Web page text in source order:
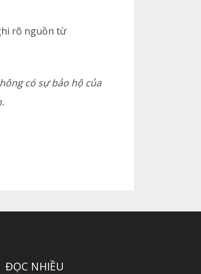
rõ nguồn từ
có sự bảo hộ của
ĐỌC NHIỀU